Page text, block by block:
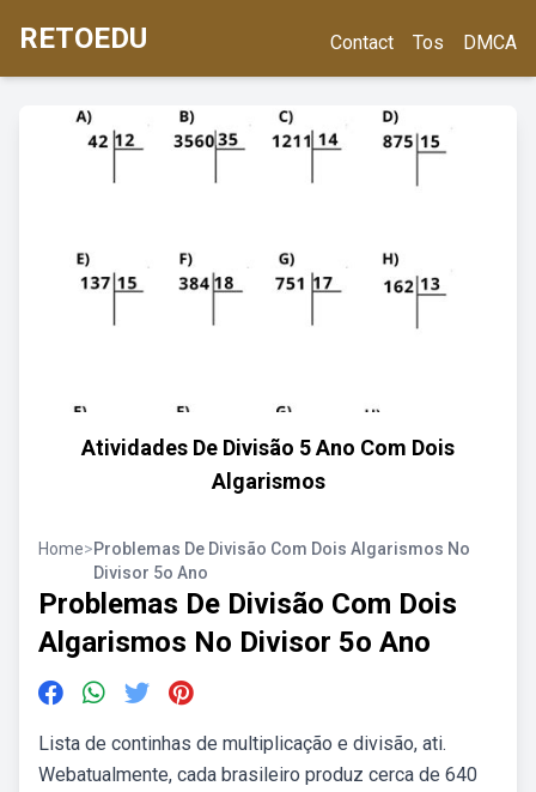
RETOEDU Contact Tos DMCA
Atividades De Divisão 5 Ano Com Dois
Algarismos
Home>Problemas De Divisão Com Dois Algarismos No
Divisor 5o Ano
Problemas De Divisão Com Dois
Algarismos No Divisor 5o Ano
Lista de continhas de multiplicação e divisão, ati.
Webatualmente, cada brasileiro produz cerca de 640